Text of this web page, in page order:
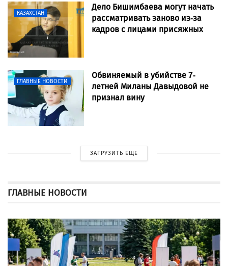
КАЗАХСТАН
Дело Бишимбаева могут начать
рассматривать заново из-за
кадров с лицами присяжных
ГЛАВНЫЕ НОВОСТИ
Обвиняемый в убийстве 7-
летней Миланы Давыдовой не
признал вину
ЗАГРУЗИТЬ ЕЩЕ
ГЛАВНЫЕ НОВОСТИ